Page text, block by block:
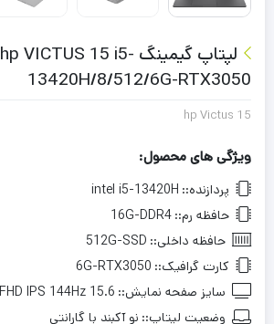
لپتاپ گیمینگ hp VICTUS 15 i5-
13420H/8/512/6G-RTX3050
hp Victus 15
ویژگی های محصول:
پردازنده:: intel i5-13420H
حافظه رم:: 16G-DDR4
حافظه داخلی:: 512G-SSD
کارت گرافیک:: 6G-RTX3050
سایز صفحه نمایش:: 15.6 FHD IPS 144Hz
وضعیت لپتاپ:: نو آکبند با گارانتی